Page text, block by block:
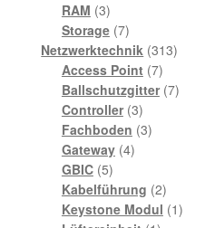
RAM 33
Produkte
Storage 77
Produkte
Netzwerktechnik 313313
Access Point 77
Produkte
Ballschutzgitter 77
Controller 33
Produkte
Fachboden 33
Gateway 44
GBIC 55
Produkte
Kabelführung 22
Produkte
Keystone Modul 11